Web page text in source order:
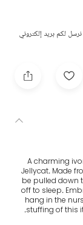
لكم بريد إلكتروني
A charming
Jellycat. Made
be pulled down
off to sleep.
hang in the
stuffing of this